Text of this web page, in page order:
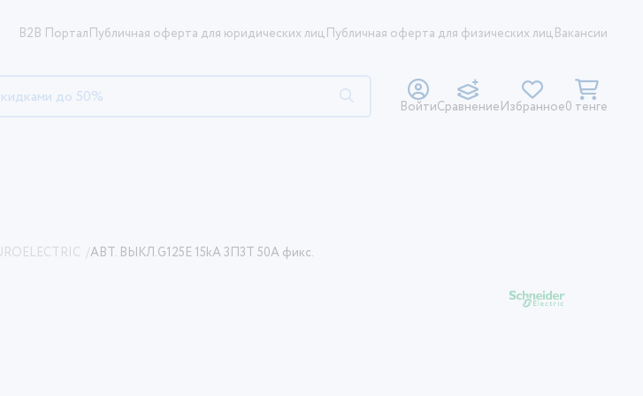
B2B ПорталПубличная оферта для юридических лицПубличная оферта для физических лицВакансии
ВойтиСравнениеИзбранное0 тенге
/АВТ. ВЫКЛ.G125E 15kA 3П3Т 50A фикс.